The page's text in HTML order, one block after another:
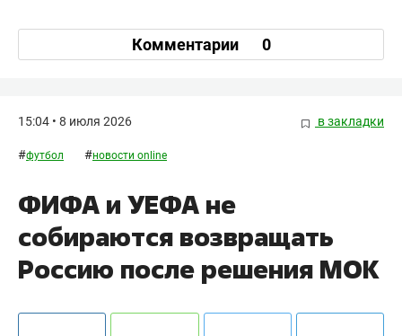
Комментарии 0
15:04 • 8 июля 2026 в закладки
#футбол #новости online
ФИФА и УЕФА не
собираются возвращать
Россию после решения МОК